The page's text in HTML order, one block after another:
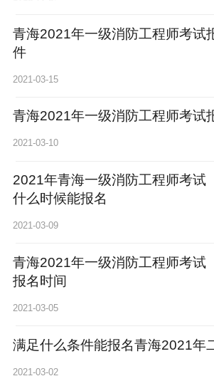
青海2021年一级消防工程师考试
件
2021-03-15
青海2021年一级消防工程师考试
2021-03-10
2021年青海一级消防工程师考试
什么时候能报名
2021-03-09
青海2021年一级消防工程师考试
报名时间
2021-03-05
满足什么条件能报名青海2021年
2021-03-02